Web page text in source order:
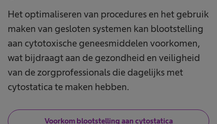
Het optimaliseren van procedures en het gebruik
maken van gesloten systemen kan blootstelling
aan cytotoxische geneesmiddelen voorkomen,
wat bijdraagt aan de gezondheid en veiligheid
van de zorgprofessionals die dagelijks met
cytostatica te maken hebben.
Voorkom blootstelling aan cytostatica